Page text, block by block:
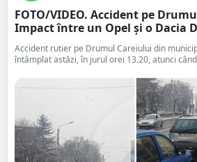
FOTO/VIDEO. Accident pe
Impact între un Opel și o Dacia
Accident rutier pe Drumul Careiului din
întâmplat astăzi, în jurul orei 13.20, atunci